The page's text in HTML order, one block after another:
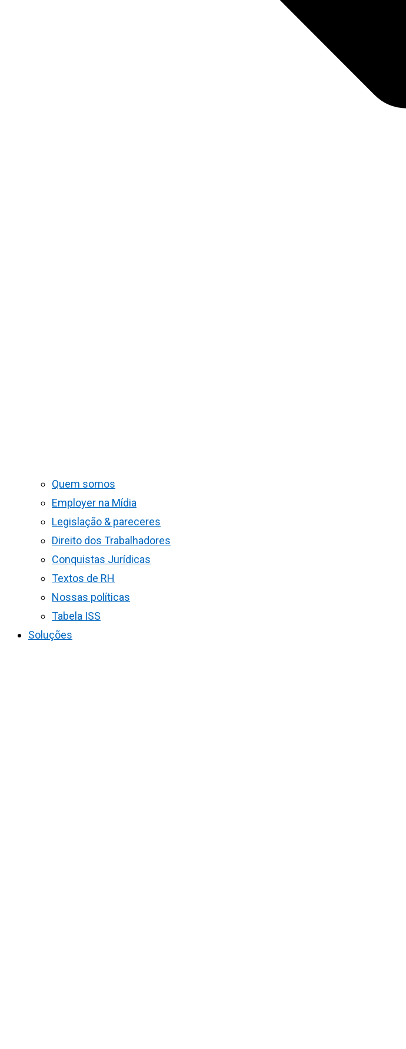
Quem somos
Employer na Mídia
Legislação & pareceres
Direito dos Trabalhadores
Conquistas Jurídicas
Textos de RH
Nossas políticas
Tabela ISS
Soluções